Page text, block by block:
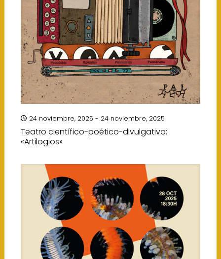
24 noviembre, 2025 - 24 noviembre, 2025
Teatro científico-poético-divulgativo:
«Artilogios»